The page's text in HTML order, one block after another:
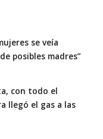
se veía
posibles madres”
con todo el
llegó el gas a las